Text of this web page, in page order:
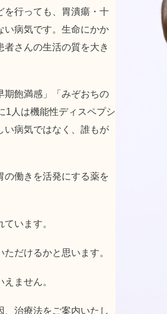
を行っても、胃潰瘍・十
い病気です。生命にかか
さんの生活の質を大き
期飽満感」「みぞおちの
1人は機能性ディスペプシ
い病気ではなく、誰もが
の働きを活発にする薬を
います。
だけるかと思います。
ません。
、治療法をご案内いたし